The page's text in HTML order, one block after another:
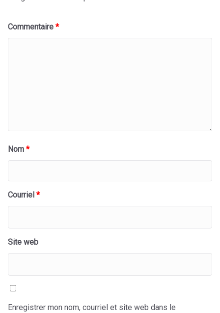
Commentaire *
Nom *
Courriel *
Site web
Enregistrer mon nom, courriel et site web dans le